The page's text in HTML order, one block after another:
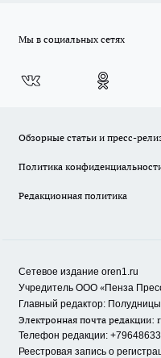
Мы в социальных сетях
Обзорные статьи и пресс-
Политика
Редакционная политика
Сетевое издание oren1.ru
Учредитель ООО «Пенза
Главный редактор:
Электронная почта редакции:
Телефон редакции:
Реестровая запись о